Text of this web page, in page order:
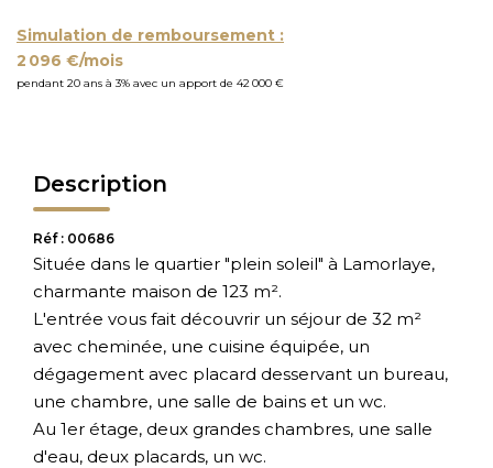
Simulation de remboursement :
2 096 €/mois
pendant 20 ans à 3% avec un apport de 42 000 €
Description
Réf : 00686
Située dans le quartier "plein soleil" à Lamorlaye,
charmante maison de 123 m².
L'entrée vous fait découvrir un séjour de 32 m²
avec cheminée, une cuisine équipée, un
dégagement avec placard desservant un bureau,
une chambre, une salle de bains et un wc.
Au 1er étage, deux grandes chambres, une salle
d'eau, deux placards, un wc.